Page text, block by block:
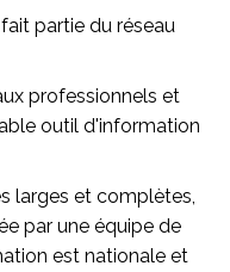
partie du réseau
professionnels et
outil d'information
larges et complètes,
par une équipe de
est nationale et